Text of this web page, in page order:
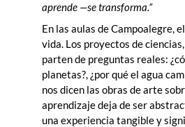
aprende —se transforma.”
En las aulas de Campoalegre,
vida. Los proyectos de
parten de preguntas reales:
planetas?, ¿por qué el agua
nos dicen las obras de arte
aprendizaje deja de ser
una experiencia tangible y